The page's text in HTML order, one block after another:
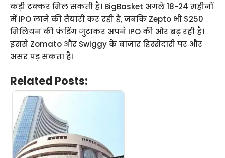
कड़ी टक्कर मिल सकती है। BigBasket अगले 18-24 महीनों
में IPO लाने की तैयारी कर रही है, जबकि Zepto भी $250
मिलियन की फंडिंग जुटाकर अपने IPO की ओर बढ़ रही है।
इससे Zomato और Swiggy के बाजार हिस्सेदारी पर और
असर पड़ सकता है।
Related Posts: